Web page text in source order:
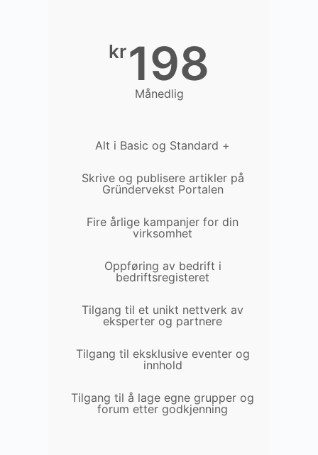
kr198
Månedlig
Alt i Basic og Standard +
Skrive og publisere artikler på
Gründervekst Portalen
Fire årlige kampanjer for din
virksomhet
Oppføring av bedrift i
bedriftsregisteret
Tilgang til et unikt nettverk av
eksperter og partnere
Tilgang til eksklusive eventer og
innhold
Tilgang til å lage egne grupper og
forum etter godkjenning